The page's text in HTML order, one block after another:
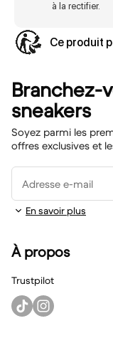
à la rectifier.
Ce produit
Branchez-
sneakers
Soyez parmi les
offres exclusives et
Adresse e-mail
En savoir plus
À propos
Trustpilot